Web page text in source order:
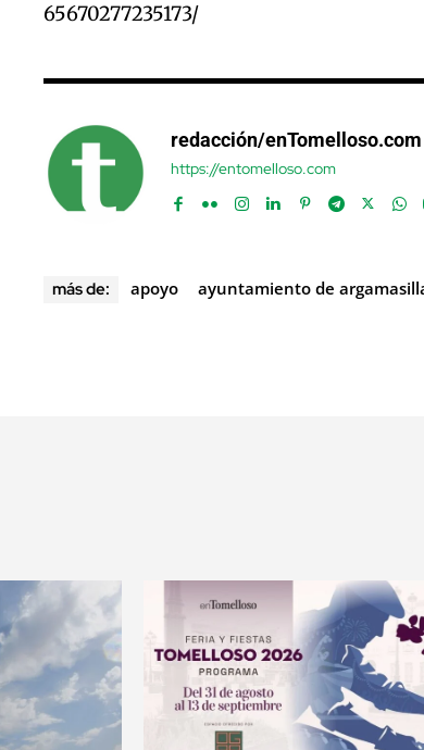
65670277235173/
redacción/enTomelloso.com
https://entomelloso.com
más de: apoyo ayuntamiento de